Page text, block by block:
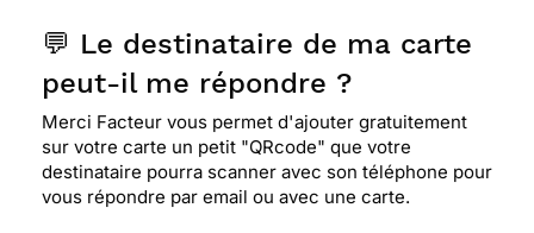
💬 Le destinataire de ma carte
peut-il me répondre ?
Merci Facteur vous permet d'ajouter gratuitement
sur votre carte un petit "QRcode" que votre
destinataire pourra scanner avec son téléphone pour
vous répondre par email ou avec une carte.